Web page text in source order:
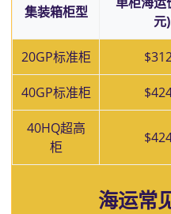
集装箱柜型
元)
20GP标准柜
40GP标准柜
40HQ超高
柜
海运常